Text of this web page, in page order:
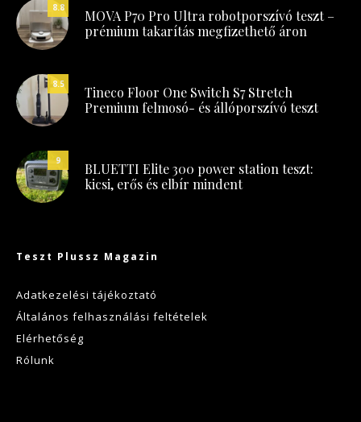
8.8
MOVA P70 Pro Ultra robotporszívó teszt –
prémium takarítás megfizethető áron
8.5
Tineco Floor One Switch S7 Stretch
Premium felmosó- és állóporszívó teszt
9
BLUETTI Elite 300 power station teszt:
kicsi, erős és elbír mindent
Teszt Plussz Magazin
Adatkezelési tájékoztató
Általános felhasználási feltételek
Elérhetőség
Rólunk